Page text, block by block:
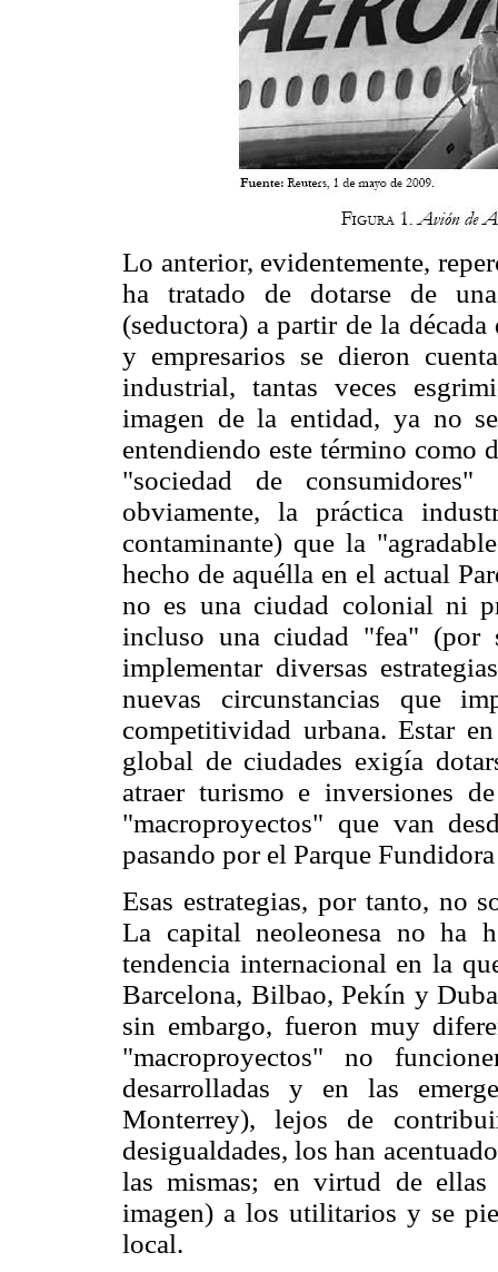
Lo anterior, evidentemente,
ha tratado de dotarse de
(seductora) a partir de la
y empresarios se dieron
industrial, tantas veces
imagen de la entidad, ya no
entendiendo este término
"sociedad de
obviamente, la práctica
contaminante) que la
hecho de aquélla en el actual
no es una ciudad colonial ni
incluso una ciudad "fea" (por
implementar diversas
nuevas circunstancias que
competitividad urbana. Estar
global de ciudades exigía
atraer turismo e inversiones
"macroproyectos" que van
pasando por el Parque
Esas estrategias, por tanto, no
La capital neoleonesa no ha
tendencia internacional en la
Barcelona, Bilbao, Pekín y
sin embargo, fueron muy
"macroproyectos" no
desarrolladas y en las
Monterrey), lejos de
desigualdades, los han
las mismas; en virtud de ellas
imagen) a los utilitarios y se
local.